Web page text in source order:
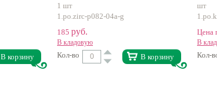
В корзину
1 шт
1.po.zirc-p082-04a-g
185 руб.
В кладовую
Кол-во В корзину
шт
Цена
В
Кол-